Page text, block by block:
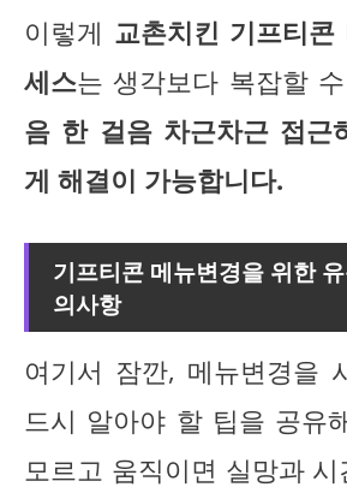
이렇게 교촌치킨 기프티
세스는 생각보다 복잡할
음 한 걸음 차근차근 접근
게 해결이 가능합니다.
기프티콘 메뉴변경을 위한
의사항
여기서 잠깐, 메뉴변경을
드시 알아야 할 팁을 공유
모르고 움직이면 실망과